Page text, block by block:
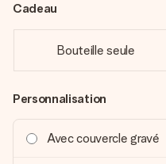
Cadeau
Bouteille seule
Personnalisation
Avec couvercle gravé